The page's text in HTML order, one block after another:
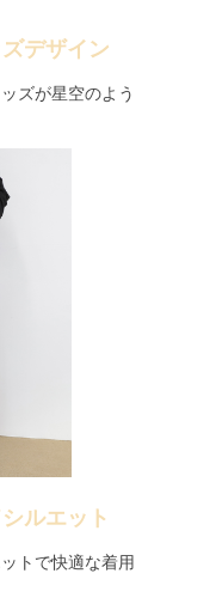
デザイン
ズが星空のよう
ルエット
トで快適な着用